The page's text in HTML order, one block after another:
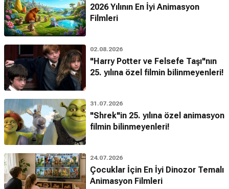
2026 Yılının En İyi Animasyon
Filmleri
02.08.2026
"Harry Potter ve Felsefe Taşı"nın
25. yılına özel filmin bilinmeyenleri!
31.07.2026
"Shrek"in 25. yılına özel animasyon
filmin bilinmeyenleri!
24.07.2026
Çocuklar İçin En İyi Dinozor Temalı
Animasyon Filmleri